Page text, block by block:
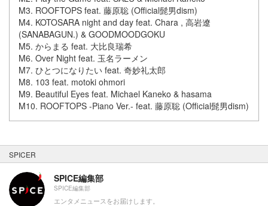
M3. ROOFTOPS feat. 藤原聡 (Official髭男dism)
M4. KOTOSARA night and day feat. Chara , 高岩遼
(SANABAGUN.) & GOODMOODGOKU
M5. からまる feat. 大比良瑞希
M6. Over Night feat. 玉名ラーメン
M7. ひとつになりたい feat. 奇妙礼太郎
M8. 103 feat. motoki ohmori
M9. Beautiful Eyes feat. Michael Kaneko & hasama
M10. ROOFTOPS -Piano Ver.- feat. 藤原聡 (Official髭男dism)
SPICER
SPICE編集部
SPICE編集部
エンタメニュースをお届けします。